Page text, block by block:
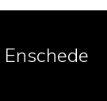
Enschede